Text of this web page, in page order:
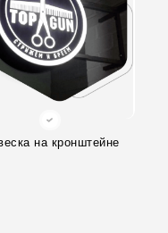
на кронштейне